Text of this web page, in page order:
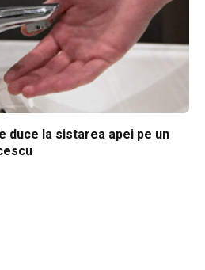
duce la sistarea apei pe un